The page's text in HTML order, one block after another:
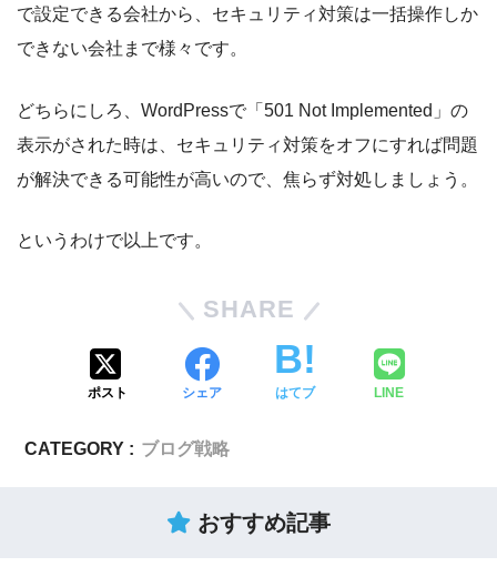
で設定できる会社から、セキュリティ対策は一括操作しか
できない会社まで様々です。
どちらにしろ、WordPressで「501 Not Implemented」の
表示がされた時は、セキュリティ対策をオフにすれば問題
が解決できる可能性が高いので、焦らず対処しましょう。
というわけで以上です。
SHARE
ポスト シェア はてブ LINE
CATEGORY : ブログ戦略
おすすめ記事